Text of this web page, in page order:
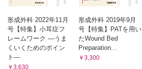
形成外科 2022年11月
号【特集】小耳症フ
レームワーク ―うま
くいくためのポイン
ト―
￥3,630
形成外科 2019年9月
号【特集】PATを用い
たWound Bed
Preparation...
￥3,300